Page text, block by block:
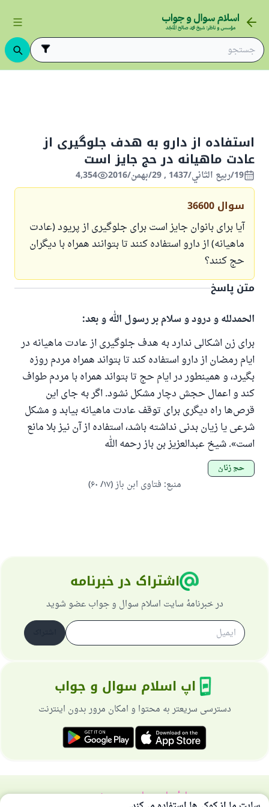
استفاده از دارو به هدف جلوگیری از
عادت ماهیانه در حج جایز است
19/ربيع الثاني/1437 , 29/بهمن/2016 4,354
سوال 36600
آیا برای بانوان جایز است برای جلوگیری از پریود (عادت
ماهیانه) از دارو استفاده کنند تا بتوانند همراه با دیگران
حج کنند؟
متن پاسخ
الحمدلله و درود و سلام بر رسول الله و بعد:
برای زن اشکالی ندارد به هدف جلوگیری از عادت ماهیانه در
ایام رمضان از دارو استفاده کند تا بتواند همراه مردم روزه
بگیرد، و همینطور در ایام حج تا بتواند همراه با مردم طواف
کند و اعمال حجش دچار مشکل نشود. اگر به جای این
قرص‌ها راه دیگری برای توقف عادت ماهیانه بیابد و مشکل
شرعی یا زیان بدنی نداشته باشد، استفاده از آن نیز بلا مانع
است». شیخ عبدالعزیز بن باز رحمه الله
حج زنان
منبع: فتاوی ابن باز (۱۷/ ۶۰)
اشتراک در خبرنامه
در خبرنامهٔ سایت اسلام سوال و جواب عضو شوید
اپ اسلام سوال و جواب
دسترسی سریعتر به محتوا و امکان مرور بدون اینترنت
دربارهٔ سایتسیاست حریم خصوصی
پاسخ شمارهٔ ۱۱۰۸۴۵ یک زندگی زناشویی
را نجات داد.
از پرسش تا پاسخ، کمک مالی شما «اسلام سوال و جواب» را
یاری می‌دهد.
رسول الله صلی الله علیه وسلم می‌فرماید
آنکه به سوی خیری راهنمایی کند مانند پاداش انجام
(مسلم: ۱۸۹۳)